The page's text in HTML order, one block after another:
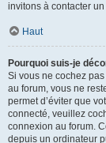
invitons à contacter
Haut
Pourquoi suis-je
Si vous ne cochez
au forum, vous ne
permet d’éviter que
connecté, veuillez
connexion au forum.
depuis un ordinateur